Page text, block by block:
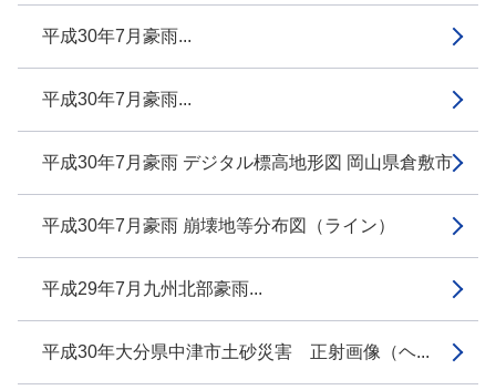
平成30年7月豪雨...
平成30年7月豪雨...
平成30年7月豪雨 デジタル標高地形図 岡山県倉敷市
平成30年7月豪雨 崩壊地等分布図（ライン）
平成29年7月九州北部豪雨...
平成30年大分県中津市土砂災害 正射画像（ヘ...